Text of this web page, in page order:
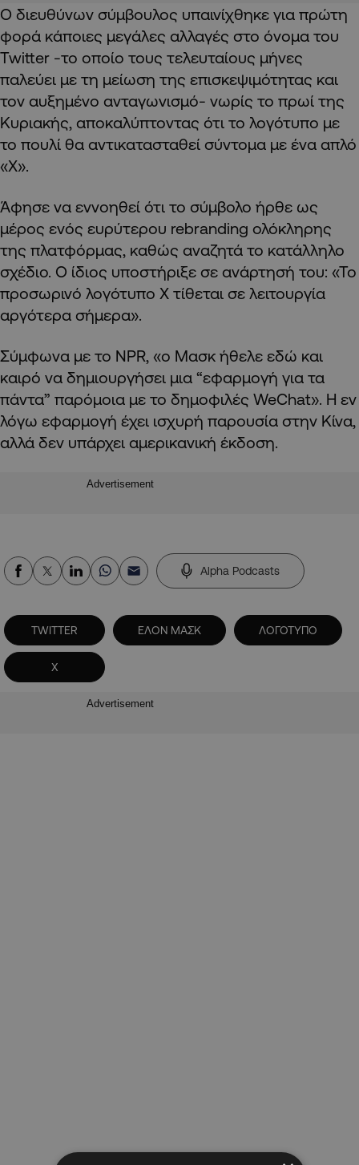
Ο διευθύνων σύμβουλος υπαινίχθηκε για πρώτη
φορά κάποιες μεγάλες αλλαγές στο όνομα του
Twitter -το οποίο τους τελευταίους μήνες
παλεύει με τη μείωση της επισκεψιμότητας και
τον αυξημένο ανταγωνισμό- νωρίς το πρωί της
Κυριακής, αποκαλύπτοντας ότι το λογότυπο με
το πουλί θα αντικατασταθεί σύντομα με ένα απλό
«Χ».
Άφησε να εννοηθεί ότι το σύμβολο ήρθε ως
μέρος ενός ευρύτερου rebranding ολόκληρης
της πλατφόρμας, καθώς αναζητά το κατάλληλο
σχέδιο. Ο ίδιος υποστήριξε σε ανάρτησή του: «Το
προσωρινό λογότυπο Χ τίθεται σε λειτουργία
αργότερα σήμερα».
Σύμφωνα με το NPR, «ο Μασκ ήθελε εδώ και
καιρό να δημιουργήσει μια “εφαρμογή για τα
πάντα” παρόμοια με το δημοφιλές WeChat». Η εν
λόγω εφαρμογή έχει ισχυρή παρουσία στην Κίνα,
αλλά δεν υπάρχει αμερικανική έκδοση.
Advertisement
Alpha Podcasts
TWITTER ΕΛΟΝ ΜΑΣΚ ΛΟΓΟΤΥΠΟ
Χ
Advertisement